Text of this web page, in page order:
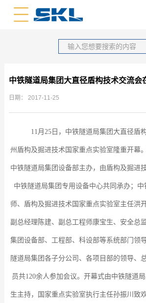
中铁隧道局集团大直径盾构技术交流会
日期： 2017-11-25
11月25 日，中铁隧道局集团大直径盾
州盾构及掘进技术国家重点实验室隆重开幕
中铁隧道局集团设备部主办，由盾构及掘进
中铁隧道局集团专用设备中心共同承办；
师、盾构及掘进技术国家重点实验室主任洪
副总经理陈建、 副总工程师康宝生、安全总
集团设备部、工程部、科设部等系统部门领
隧道局集团各子分公司、各项目部的领导、
员共120余人参加会议。开幕式由中铁隧道
生主持，国家重点实验室执行主任孙振川致